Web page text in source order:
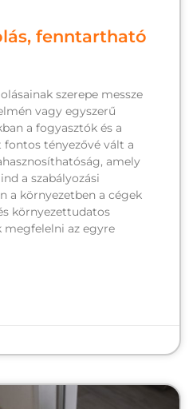
fenntartható
szerepe messze
vagy egyszerű
a fogyasztók és a
fontos tényezővé vált a
amely
a szabályozási
a környezetben a cégek
környezettudatos
megfelelni az egyre